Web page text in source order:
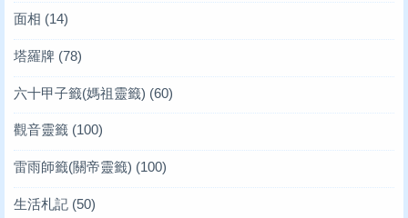
面相 (14)
塔羅牌 (78)
六十甲子籤(媽祖靈籤) (60)
觀音靈籤 (100)
雷雨師籤(關帝靈籤) (100)
生活札記 (50)